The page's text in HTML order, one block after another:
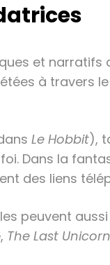
et narratifs
à travers
Le Hobbit),
Dans la
des liens
peuvent
The Last Unicorn